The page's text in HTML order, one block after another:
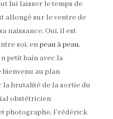
lui laisser le temps de
allongé sur le ventre de
naissance. Oui, il est
soi, enpeau à peau,
petit bain avec la
bienvenu au plan
brutalité de la sortie du
obstétricien
photographe, Frédérick